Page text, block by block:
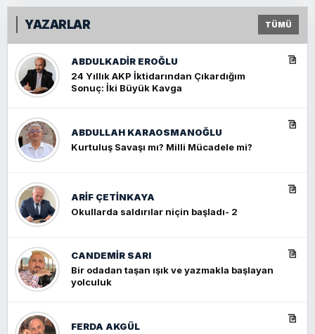
YAZARLAR TÜMÜ
ABDULKADIR EROĞLU
24 Yıllık AKP İktidarından Çıkardığım
Sonuç: İki Büyük Kavga
ABDULLAH KARAOSMANOĞLU
Kurtuluş Savaşı mı? Milli Mücadele mi?
ARIF ÇETİNKAYA
Okullarda saldırılar niçin başladı- 2
CANDEMIR SARI
Bir odadan taşan ışık ve yazmakla başlayan
yolculuk
FERDA AKGÜL